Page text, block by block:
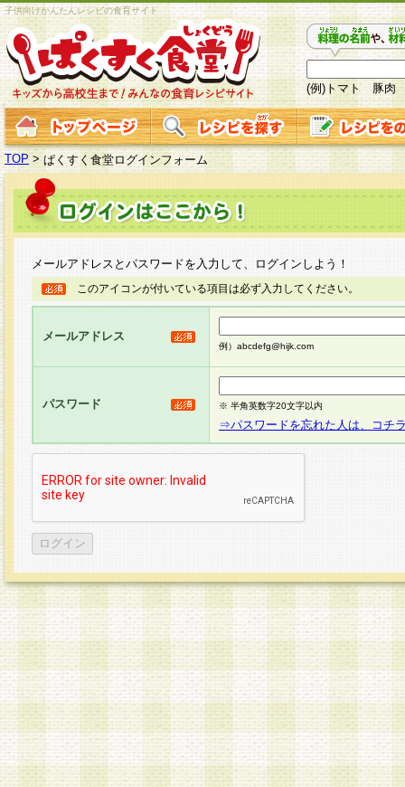
子供向けかんたんレシピの食育サイト
(例)トマト 豚肉
TOP > ぱくすく食堂ログインフォーム
メールアドレスとパスワードを入力して、ログインしよう！
このアイコンが付いている項目は必ず入力してください。
メールアドレス
例）abcdefg@hijk.com
パスワード ※ 半角英数字20文字以内
⇒パスワードを忘れた人は、コチ